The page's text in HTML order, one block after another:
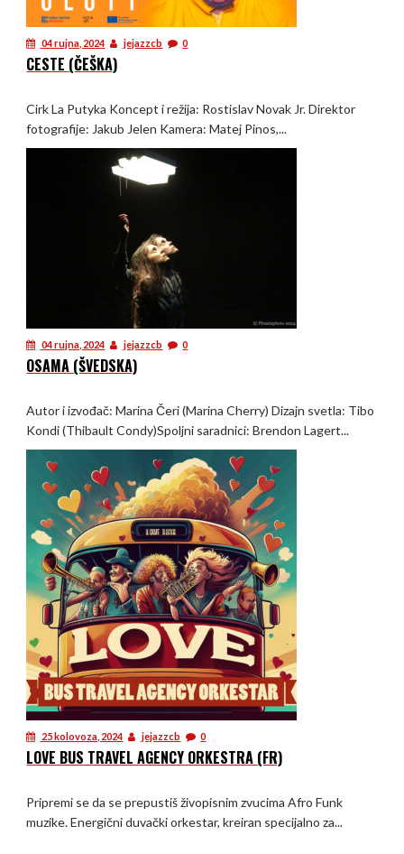
04 rujna, 2024 jejazzcb 0
CESTE (ČEŠKA)
Cirk La Putyka Koncept i režija: Rostislav Novak Jr. Direktor
fotografije: Jakub Jelen Kamera: Matej Pinos,...
04 rujna, 2024 jejazzcb 0
OSAMA (ŠVEDSKA)
Autor i izvođač: Marina Čeri (Marina Cherry) Dizajn svetla: Tibo
Kondi (Thibault Condy)Spoljni saradnici: Brendon Lagert...
25 kolovoza, 2024 jejazzcb 0
LOVE BUS TRAVEL AGENCY ORKESTRA (FR)
Pripremi se da se prepustiš živopisnim zvucima Afro Funk
muzike. Energični duvački orkestar, kreiran specijalno za...